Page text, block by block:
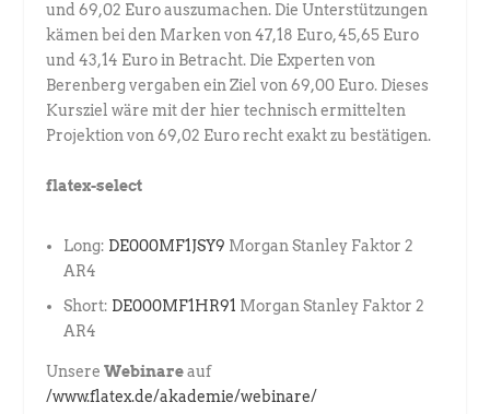
und 69,02 Euro auszumachen. Die Unterstützungen
kämen bei den Marken von 47,18 Euro, 45,65 Euro
und 43,14 Euro in Betracht. Die Experten von
Berenberg vergaben ein Ziel von 69,00 Euro. Dieses
Kursziel wäre mit der hier technisch ermittelten
Projektion von 69,02 Euro recht exakt zu bestätigen.
flatex-select
Long: DE000MF1JSY9 Morgan Stanley Faktor 2
AR4
Short: DE000MF1HR91 Morgan Stanley Faktor 2
AR4
UnsereWebinareauf
/www.flatex.de/akademie/webinare/